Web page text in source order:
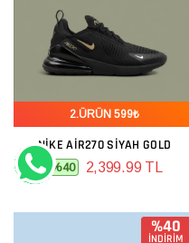
2.ÜRÜN 599₺
NIKE AIR270 SIYAH GOLD
%40 2,399.99 TL
%40
İNDİRİM